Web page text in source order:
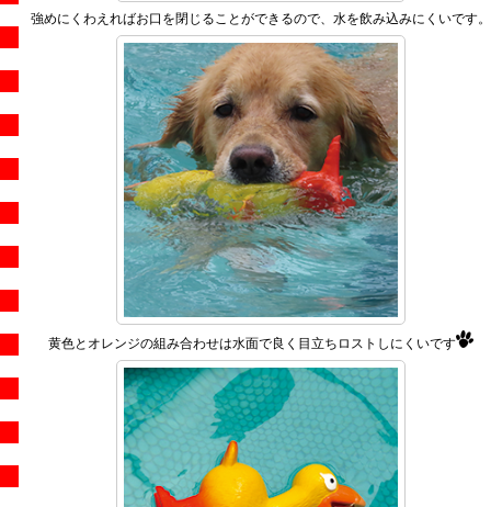
強めにくわえればお口を閉じることができるので、水を飲み込みにくいです。
黄色とオレンジの組み合わせは水面で良く目立ちロストしにくいです